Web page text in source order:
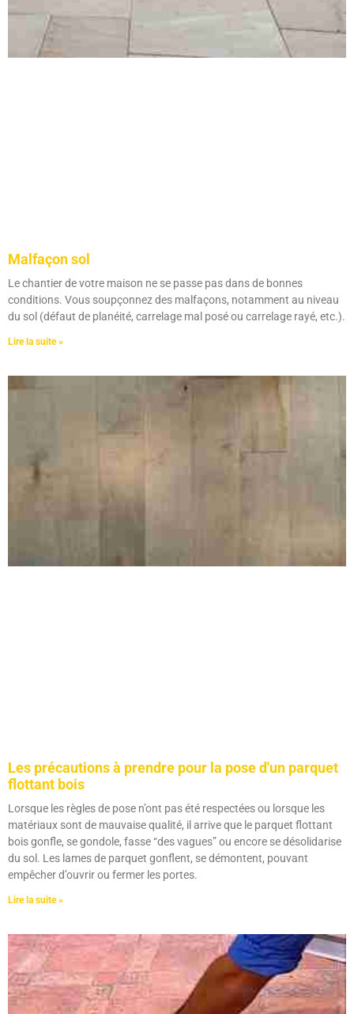
Malfaçon sol
Le chantier de votre maison ne se passe pas dans de bonnes
conditions. Vous soupçonnez des malfaçons, notamment au niveau
du sol (défaut de planéité, carrelage mal posé ou carrelage rayé, etc.).
Lire la suite »
Les précautions à prendre pour la pose d'un parquet
flottant bois
Lorsque les règles de pose n’ont pas été respectées ou lorsque les
matériaux sont de mauvaise qualité, il arrive que le parquet flottant
bois gonfle, se gondole, fasse “des vagues” ou encore se désolidarise
du sol. Les lames de parquet gonflent, se démontent, pouvant
empêcher d’ouvrir ou fermer les portes.
Lire la suite »